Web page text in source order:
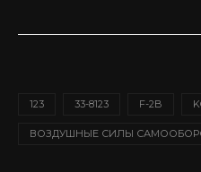
123 33-8123 F-2B
ВОЗДУШНЫЕ СИЛЫ